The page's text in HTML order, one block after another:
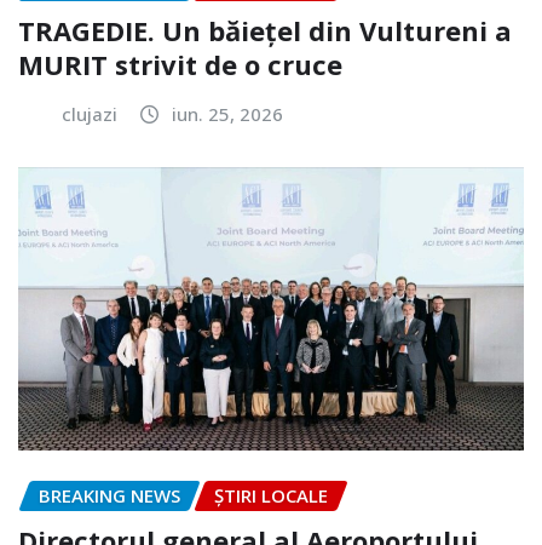
TRAGEDIE. Un băiețel din Vultureni a
MURIT strivit de o cruce
clujazi iun. 25, 2026
BREAKING NEWS ȘTIRI LOCALE